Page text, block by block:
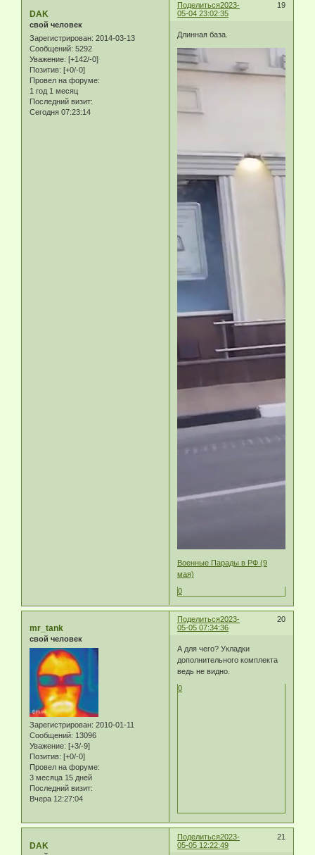
Поделиться 19
2023-
05-04 23:02:35
DAK
свой человек
Зарегистрирован: 2014-03-13
Сообщений: 5292
Уважение: [+142/-0]
Позитив: [+0/-0]
Провел на форуме:
1 год 1 месяц
Последний визит:
Сегодня 07:23:14
Длинная база.
Военные Парады в РФ (9
мая)
0
Поделиться 20
2023-
05-05 07:34:36
mr_tank
свой человек
Зарегистрирован: 2010-01-11
Сообщений: 13096
Уважение: [+3/-9]
Позитив: [+0/-0]
Провел на форуме:
3 месяца 15 дней
Последний визит:
Вчера 12:27:04
А для чего? Укладки
дополнительного комплекта
ведь не видно.
0
Поделиться 21
2023-
05-05 12:22:49
DAK